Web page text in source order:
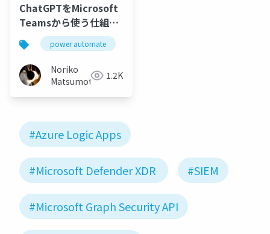
ChatGPTをMicrosoft
Teamsから使う仕組み
をノーコードで作ろう
power automate
Noriko
Matsumoto
1.2K
#Azure Logic Apps
#Microsoft Defender XDR #SIEM
#Microsoft Graph Security API